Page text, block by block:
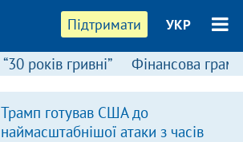
Підтримати УКР
“30 років гривні” Фінансова
Трамп готував США до
наймасштабнішої атаки з часів